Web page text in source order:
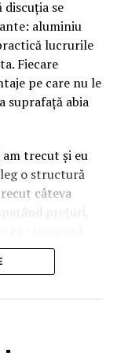
se
aluminiu
lucrurile
Fiecare
pe care nu le
suprafață abia
trecut și eu
o structură
câteva
prețuri,
de des muți
înfruntat.